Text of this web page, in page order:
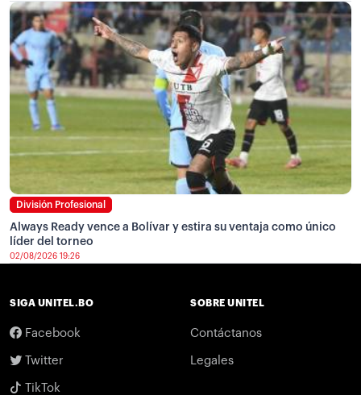
División Profesional
Always Ready vence a Bolívar y estira su ventaja como único
líder del torneo
02/08/2026 19:26
SIGA UNITEL.BO
Facebook
Twitter
TikTok
SOBRE UNITEL
Contáctanos
Legales